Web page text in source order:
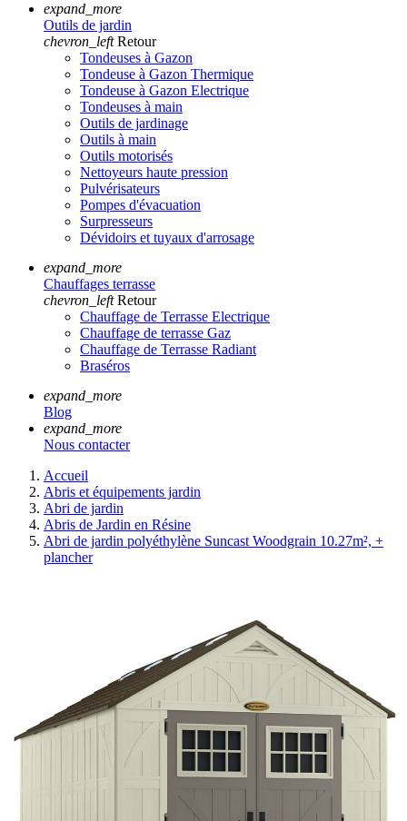
expand_more
Outils de jardin
chevron_left Retour
Tondeuses à Gazon
Tondeuse à Gazon Thermique
Tondeuse à Gazon Electrique
Tondeuses à main
Outils de jardinage
Outils à main
Outils motorisés
Nettoyeurs haute pression
Pulvérisateurs
Pompes d'évacuation
Surpresseurs
Dévidoirs et tuyaux d'arrosage
expand_more
Chauffages terrasse
chevron_left Retour
Chauffage de Terrasse Electrique
Chauffage de terrasse Gaz
Chauffage de Terrasse Radiant
Braséros
expand_more
Blog
expand_more
Nous contacter
Accueil
Abris et équipements jardin
Abri de jardin
Abris de Jardin en Résine
Abri de jardin polyéthylène Suncast Woodgrain 10.27m², +
plancher